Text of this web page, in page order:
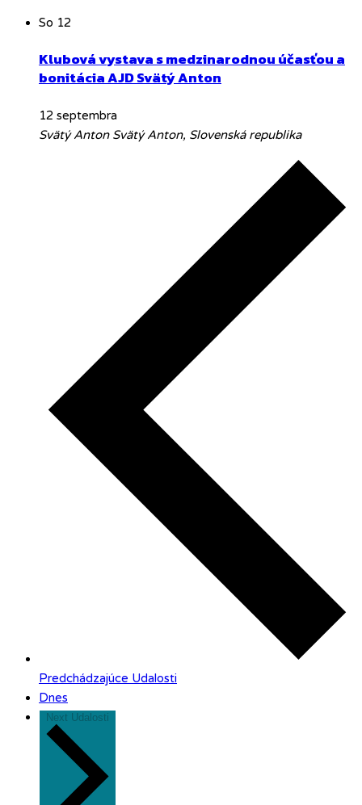
So 12
Klubová vystava s medzinarodnou účasťou a
bonitácia AJD Svätý Anton
12 septembra
Svätý Anton Svätý Anton, Slovenská republika
Predchádzajúce Udalosti
Dnes
Next Udalosti